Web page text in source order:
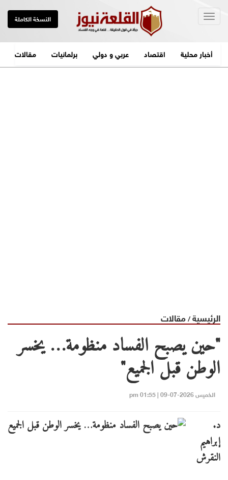
النسخة الكاملة
أخبار محلية اقتصاد عربي و دولي برلمانيات مقالات
الرئيسية/مقالات
"حين يصبح الفساد منظومة… يخسر
الوطن قبل الجميع"
الخميس 2026-07-09 | 01:55 pm
د.
إبراهيم
النقرش